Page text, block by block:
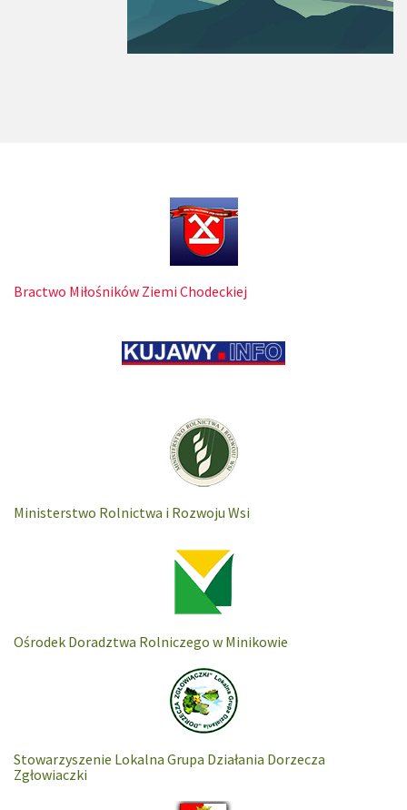
Bractwo Miłośników Ziemi Chodeckiej
Ministerstwo Rolnictwa i Rozwoju Wsi
Ośrodek Doradztwa Rolniczego w Minikowie
Stowarzyszenie Lokalna Grupa Działania Dorzecza
Zgłowiaczki